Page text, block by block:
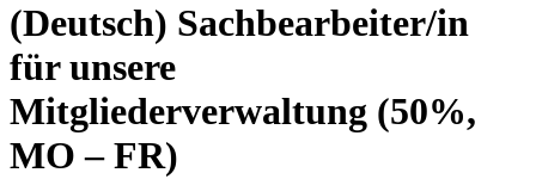
(Deutsch) Sachbearbeiter/in
für unsere
Mitgliederverwaltung (50%,
MO – FR)